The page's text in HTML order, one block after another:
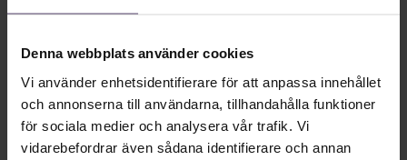
Denna webbplats använder cookies
Vi använder enhetsidentifierare för att anpassa innehållet
och annonserna till användarna, tillhandahålla funktioner
för sociala medier och analysera vår trafik. Vi
vidarebefordrar även sådana identifierare och annan
vit silver